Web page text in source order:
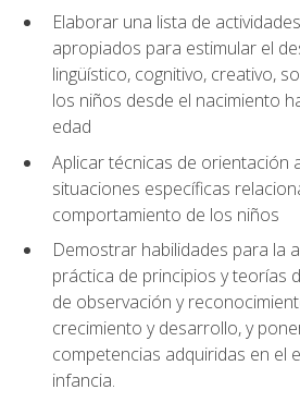
Elaborar una lista de
apropiados para estimular el
lingüístico, cognitivo, creativo,
los niños desde el nacimiento
edad
Aplicar técnicas de orientación
situaciones específicas
comportamiento de los niños
Demostrar habilidades para la
práctica de principios y teorías
de observación y
crecimiento y desarrollo, y
competencias adquiridas en el
infancia.